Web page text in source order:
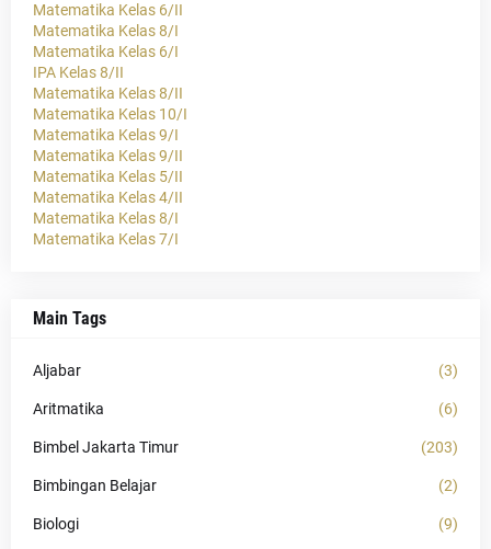
Matematika Kelas 6/II
Matematika Kelas 8/I
Matematika Kelas 6/I
IPA Kelas 8/II
Matematika Kelas 8/II
Matematika Kelas 10/I
Matematika Kelas 9/I
Matematika Kelas 9/II
Matematika Kelas 5/II
Matematika Kelas 4/II
Matematika Kelas 8/I
Matematika Kelas 7/I
Main Tags
Aljabar (3)
Aritmatika (6)
Bimbel Jakarta Timur (203)
Bimbingan Belajar (2)
Biologi (9)